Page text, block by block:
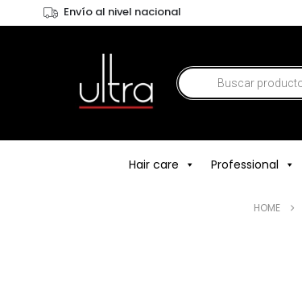
Envío al nivel nacional
Hair care Professional
HOME